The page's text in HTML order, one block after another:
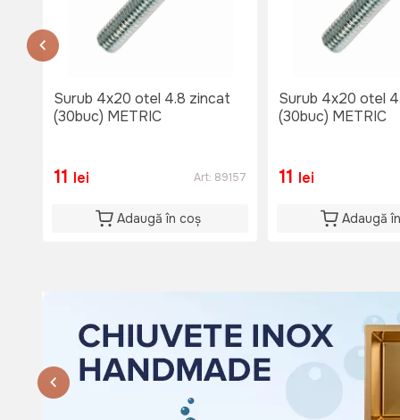
тел. 060653777
Disponibil
Lu-Vi: 08:00-18:00
Si: 08:00 - 15:00
Surub 4x20 otel 4.8 zincat
(30buc) METRIC
11 lei Art: 89157
Adaugă în coș
Surub 4x20 otel
(30buc) METRIC
11 lei
Adaugă